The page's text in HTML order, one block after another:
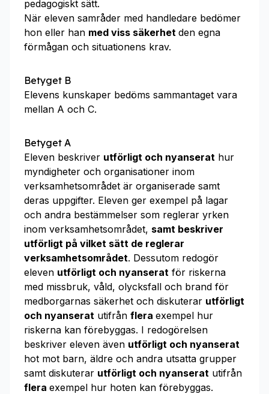
pedagogiskt sätt.
När eleven samråder med handledare bedömer
hon eller han med viss säkerhet den egna
förmågan och situationens krav.
Betyget B
Elevens kunskaper bedöms sammantaget vara
mellan A och C.
Betyget A
Eleven beskriver utförligt och nyanserat hur
myndigheter och organisationer inom
verksamhetsområdet är organiserade samt
deras uppgifter. Eleven ger exempel på lagar
och andra bestämmelser som reglerar yrken
inom verksamhetsområdet, samt beskriver
utförligt på vilket sätt de reglerar
verksamhetsområdet. Dessutom redogör
eleven utförligt och nyanserat för riskerna
med missbruk, våld, olycksfall och brand för
medborgarnas säkerhet och diskuterar utförligt
och nyanserat utifrån flera exempel hur
riskerna kan förebyggas. I redogörelsen
beskriver eleven även utförligt och nyanserat
hot mot barn, äldre och andra utsatta grupper
samt diskuterar utförligt och nyanserat utifrån
flera exempel hur hoten kan förebyggas.